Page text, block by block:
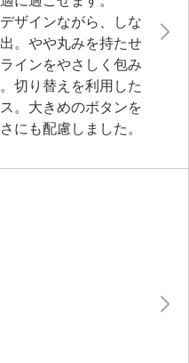
ザインながら、しな
。やや丸みを持たせ
インをやさしく包み
切り替えを利用した
。大きめのボタンを
にも配慮しました。
コーデにも幅広く合
です。